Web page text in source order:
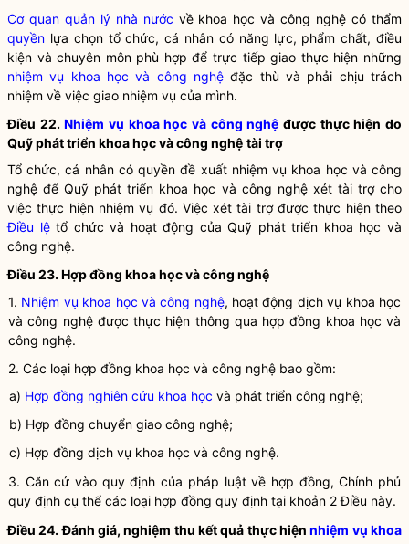
Cơ quan quản lý nhà nước về khoa học và công nghệ có thẩm
quyền lựa chọn tổ chức, cá nhân có năng lực, phẩm chất, điều
kiện và chuyên môn phù hợp để trực tiếp giao thực hiện những
nhiệm vụ khoa học và công nghệ đặc thù và phải chịu trách
nhiệm về việc giao nhiệm vụ của mình.
Điều 22.Nhiệm vụ khoa học và công nghệ được thực hiện do
Quỹ phát triển khoa học và công nghệ tài trợ
Tổ chức, cá nhân có quyền đề xuất nhiệm vụ khoa học vàcông
nghệ để Quỹ phát triển khoa học và công nghệxét tài trợ cho
việc thực hiện nhiệm vụ đó. Việc xét tài trợ được thực hiện theo
Điều lệtổ chức và hoạt động của Quỹ phát triển khoa học và
công nghệ.
Điều 23. Hợp đồng khoa họcvàcông nghệ
1. Nhiệm vụ khoa học và công nghệ, hoạt động dịch vụ khoa học
và công nghệđược thực hiện thông qua hợp đồng khoa học và
công nghệ.
2. Các loại hợp đồng khoa học và công nghệ bao gồm:
a) Hợp đồng nghiên cứu khoa học và phát triển công nghệ;
b) Hợp đồng chuyển giao công nghệ;
c) Hợp đồng dịch vụ khoa học và công nghệ.
3. Căn cứ vào quy định của pháp luậtvề hợp đồng, Chính phủ
quy định cụ thể các loại hợp đồng quy định tại khoản 2 Điều này.
Điều 24. Đánh giá, nghiệm thu kết quả thực hiệnnhiệm vụ khoa